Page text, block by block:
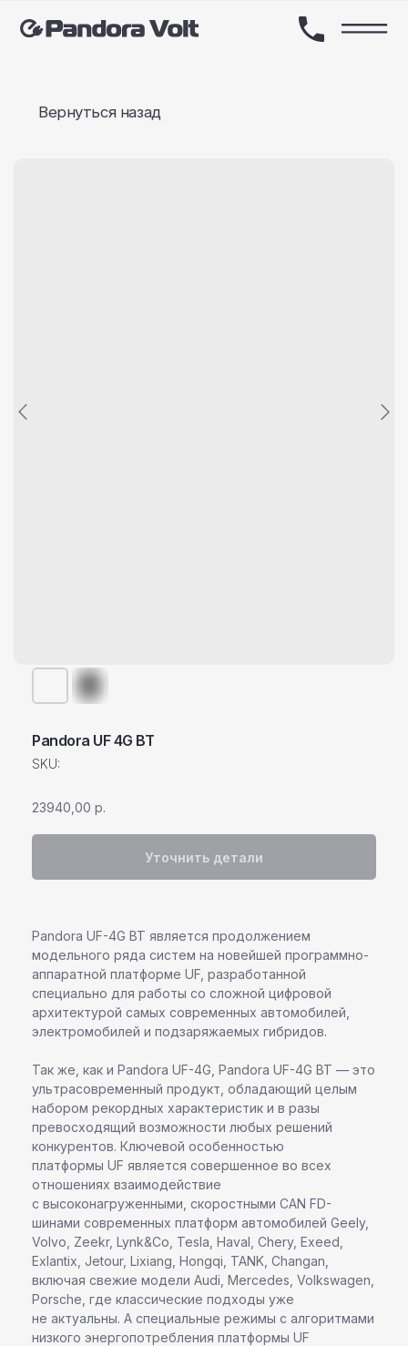
Pandora UF 4G BT
SKU:
23940,00 р.
Уточнить детали
Pandora UF-4G BT является продолжением
модельного ряда систем на новейшей программно-
аппаратной платформе UF, разработанной
специально для работы со сложной цифровой
архитектурой самых современных автомобилей,
электромобилей и подзаряжаемых гибридов.
Так же, как и Pandora UF-4G, Pandora UF-4G BT — это
ультрасовременный продукт, обладающий целым
набором рекордных характеристик и в разы
превосходящий возможности любых решений
конкурентов. Ключевой особенностью
платформы UF является совершенное во всех
отношениях взаимодействие
с высоконагруженными, скоростными CAN FD-
шинами современных платформ автомобилей Geely,
Volvo, Zeekr, Lynk&Сo, Tesla, Haval, Chery, Exeed,
Exlantix, Jetour, Lixiang, Hongqi, TANK, Changan,
включая свежие модели Audi, Mercedes, Volkswagen,
Porsche, где классические подходы уже
не актуальны. А специальные режимы с алгоритмами
низкого энергопотребления платформы UF